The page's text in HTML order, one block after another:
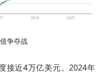
争夺战
接近4万亿美元。2024年